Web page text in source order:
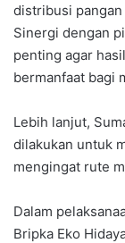
distribusi pangan
Sinergi dengan
penting agar
bermanfaat bagi
Lebih lanjut,
dilakukan untuk
mengingat rute
Dalam
Bripka Eko